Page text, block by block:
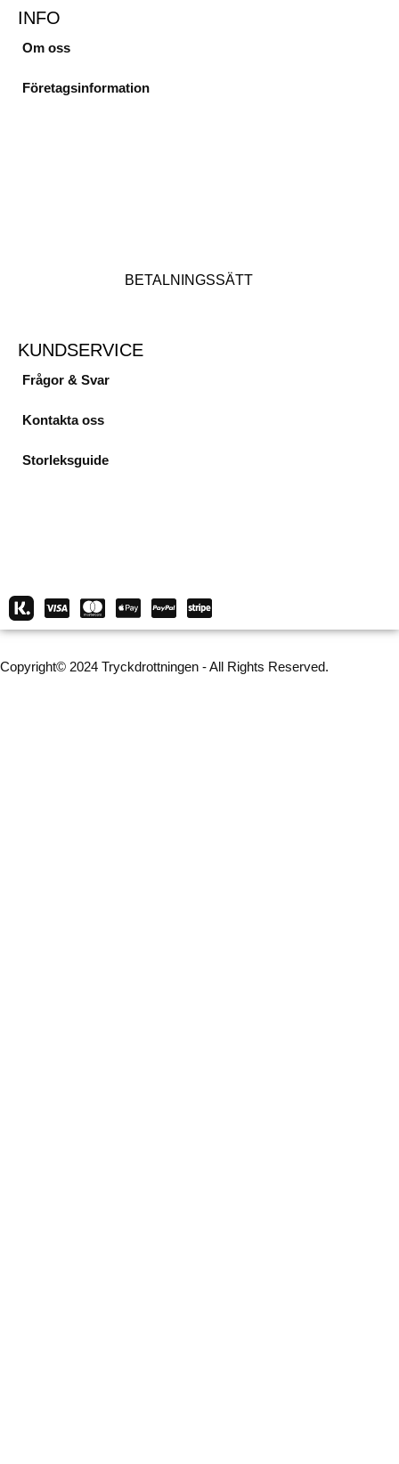
INFO
Om oss
Företagsinformation
BETALNINGSSÄTT
KUNDSERVICE
Frågor & Svar
Kontakta oss
Storleksguide
Copyright© 2024 Tryckdrottningen - All Rights Reserved.